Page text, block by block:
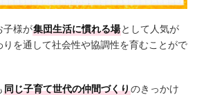
子様が集団生活に慣れる場として人気が
を通して社会性や協調性を育むことがで
同じ子育て世代の仲間づくりのきっかけ